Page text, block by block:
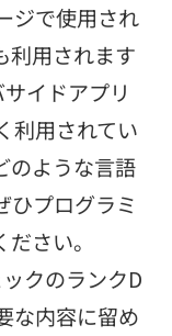
ジで使用され
利用されます
イドアプリ
利用されてい
のような言語
ひプログラミ
さい。
クのランクD
な内容に留め